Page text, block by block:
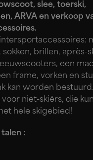
slee, toerski,
ARVA en verkoop
brillen, après-
een
frame, vorken en
kan worden
niet-skiërs, die
hele skigebied!
: